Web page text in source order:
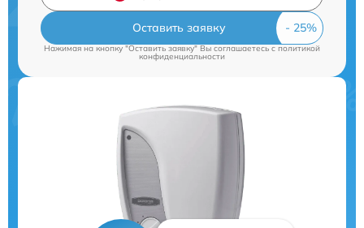
Оставить заявку
Нажимая на кнопку "Оставить заявку" Вы соглашаетесь cполитикой
конфиденциальности